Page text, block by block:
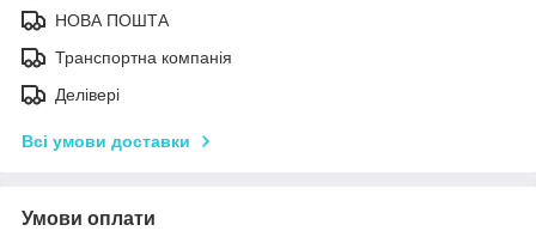
НОВА ПОШТА
Транспортна компанія
Делівері
Всі умови доставки
Умови оплати